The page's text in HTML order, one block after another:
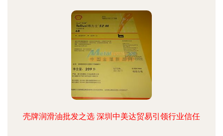
壳牌润滑油批发之选 深圳中美达贸易引领行业信任